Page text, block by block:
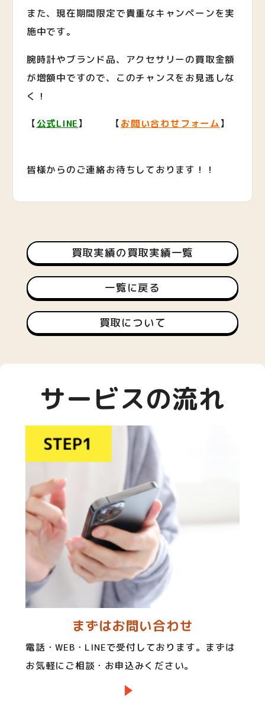
また、現在期間限定で貴重なキャンペーンを実
施中です。
腕時計やブランド品、アクセサリーの買取金額
が増額中ですので、このチャンスをお見逃しな
く！
【公式LINE】 【お問い合わせフォーム】
皆様からのご連絡お待ちしております！！
買取実績の買取実績一覧
一覧に戻る
買取について
サービスの流れ
まずはお問い合わせ
電話・WEB・LINEで受付しております。まずは
お気軽にご相談・お申込みください。